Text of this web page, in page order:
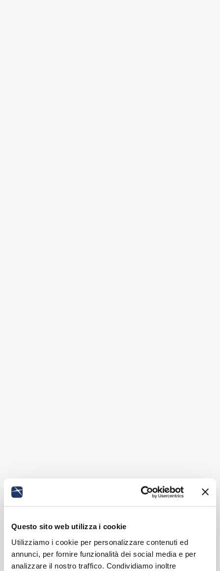
Questo sito web utilizza i cookie
Utilizziamo i cookie per personalizzare contenuti ed
annunci, per fornire funzionalità dei social media e per
analizzare il nostro traffico. Condividiamo inoltre